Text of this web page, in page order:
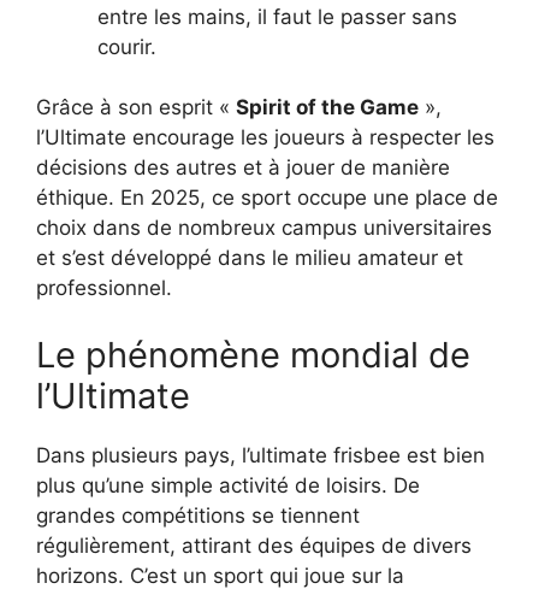
entre les mains, il faut le passer sans
courir.
Grâce à son esprit « Spirit of the Game »,
l’Ultimate encourage les joueurs à respecter les
décisions des autres et à jouer de manière
éthique. En 2025, ce sport occupe une place de
choix dans de nombreux campus universitaires
et s’est développé dans le milieu amateur et
professionnel.
Le phénomène mondial de
l’Ultimate
Dans plusieurs pays, l’ultimate frisbee est bien
plus qu’une simple activité de loisirs. De
grandes compétitions se tiennent
régulièrement, attirant des équipes de divers
horizons. C’est un sport qui joue sur la